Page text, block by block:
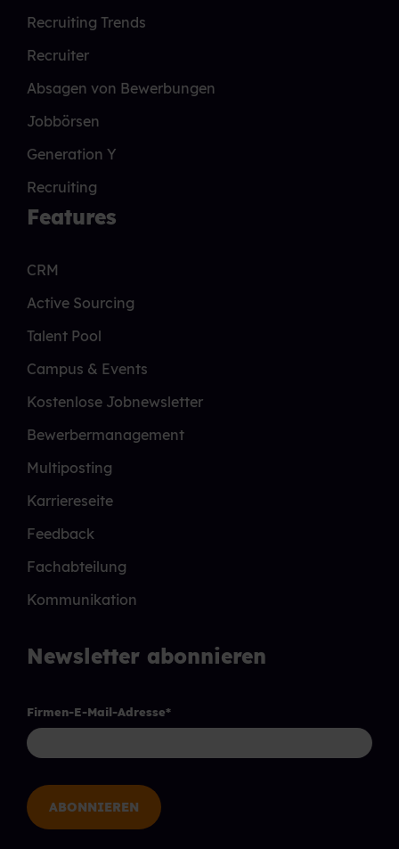
Recruiting Trends
Recruiter
Absagen von Bewerbungen
Jobbörsen
Generation Y
Recruiting
Features
CRM
Active Sourcing
Talent Pool
Campus & Events
Kostenlose Jobnewsletter
Bewerbermanagement
Multiposting
Karriereseite
Feedback
Fachabteilung
Kommunikation
Newsletter abonnieren
Firmen-E-Mail-Adresse*